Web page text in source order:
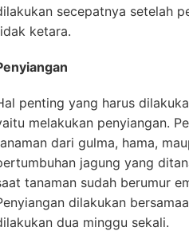
secepatnya setelah
ketara.
penting yang harus
melakukan penyiangan.
dari gulma, hama,
jagung yang
tanaman sudah berumur
dilakukan
dua minggu sekali.